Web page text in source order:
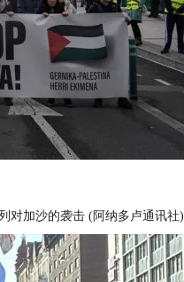
对加沙的袭击 (阿纳多卢通讯社)